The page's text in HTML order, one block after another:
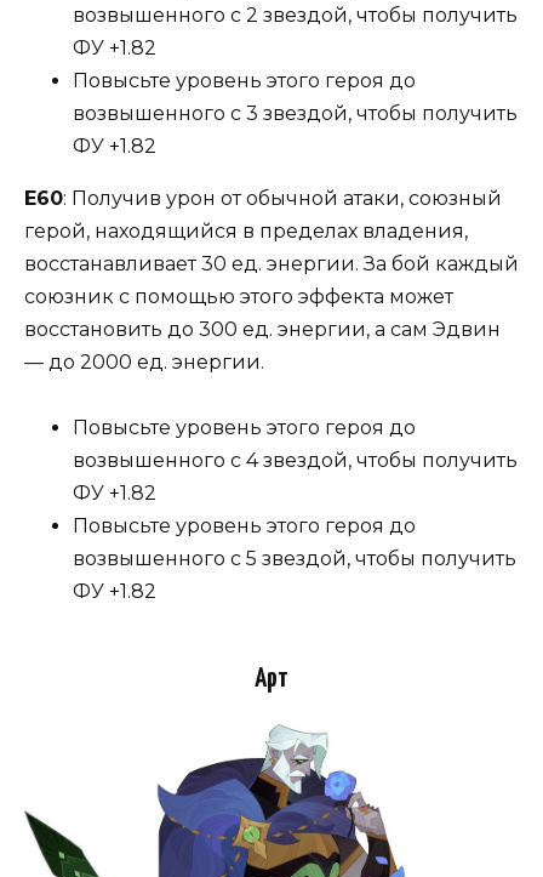
возвышенного с 2 звездой, чтобы получить
ФУ +1.82
Повысьте уровень этого героя до
возвышенного с 3 звездой, чтобы получить
ФУ +1.82
Е60: Получив урон от обычной атаки, союзный
герой, находящийся в пределах владения,
восстанавливает 30 ед. энергии. За бой каждый
союзник с помощью этого эффекта может
восстановить до 300 ед. энергии, а сам Эдвин
— до 2000 ед. энергии.
Повысьте уровень этого героя до
возвышенного с 4 звездой, чтобы получить
ФУ +1.82
Повысьте уровень этого героя до
возвышенного с 5 звездой, чтобы получить
ФУ +1.82
Арт